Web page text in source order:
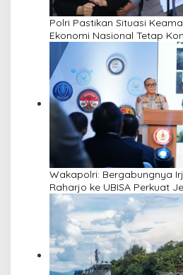
Polri Pastikan Situasi
Ekonomi Nasional Tetap
Wakapolri: Bergabungnya
Raharjo ke UBISA Perkuat
Studi Kepolisian